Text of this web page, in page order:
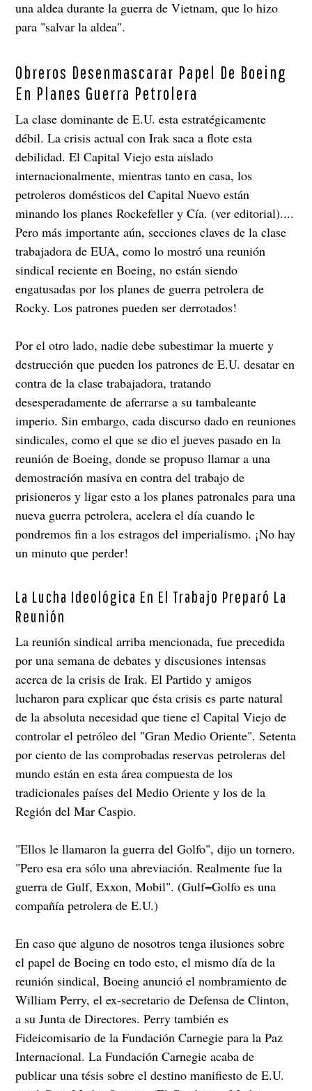
una aldea durante la guerra de Vietnam, que lo hizo
para "salvar la aldea".
Obreros Desenmascarar Papel De Boeing
En Planes Guerra Petrolera
La clase dominante de E.U. esta estratégicamente
débil. La crisis actual con Irak saca a flote esta
debilidad. El Capital Viejo esta aislado
internacionalmente, mientras tanto en casa, los
petroleros domésticos del Capital Nuevo están
minando los planes Rockefeller y Cía. (ver editorial)....
Pero más importante aún, secciones claves de la clase
trabajadora de EUA, como lo mostró una reunión
sindical reciente en Boeing, no están siendo
engatusadas por los planes de guerra petrolera de
Rocky. Los patrones pueden ser derrotados!
Por el otro lado, nadie debe subestimar la muerte y
destrucción que pueden los patrones de E.U. desatar en
contra de la clase trabajadora, tratando
desesperadamente de aferrarse a su tambaleante
imperio. Sin embargo, cada discurso dado en reuniones
sindicales, como el que se dio el jueves pasado en la
reunión de Boeing, donde se propuso llamar a una
demostración masiva en contra del trabajo de
prisioneros y ligar esto a los planes patronales para una
nueva guerra petrolera, acelera el día cuando le
pondremos fin a los estragos del imperialismo. ¡No hay
un minuto que perder!
La Lucha Ideológica En El Trabajo Preparó La
Reunión
La reunión sindical arriba mencionada, fue precedida
por una semana de debates y discusiones intensas
acerca de la crisis de Irak. El Partido y amigos
lucharon para explicar que ésta crisis es parte natural
de la absoluta necesidad que tiene el Capital Viejo de
controlar el petróleo del "Gran Medio Oriente". Setenta
por ciento de las comprobadas reservas petroleras del
mundo están en esta área compuesta de los
tradicionales países del Medio Oriente y los de la
Región del Mar Caspio.
"Ellos le llamaron la guerra del Golfo", dijo un tornero.
"Pero esa era sólo una abreviación. Realmente fue la
guerra de Gulf, Exxon, Mobil". (Gulf=Golfo es una
compañía petrolera de E.U.)
En caso que alguno de nosotros tenga ilusiones sobre
el papel de Boeing en todo esto, el mismo día de la
reunión sindical, Boeing anunció el nombramiento de
William Perry, el ex-secretario de Defensa de Clinton,
a su Junta de Directores. Perry también es
Fideicomisario de la Fundación Carnegie para la Paz
Internacional. La Fundación Carnegie acaba de
publicar una tésis sobre el destino manifiesto de E.U.